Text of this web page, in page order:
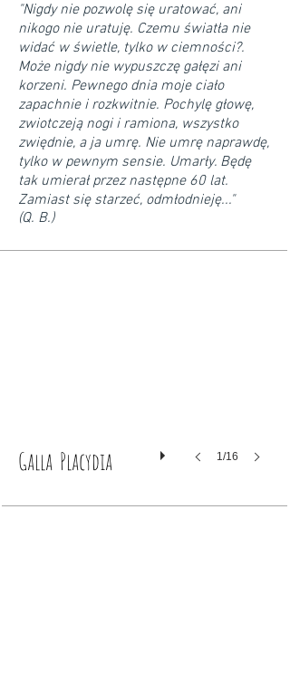
"Nigdy nie pozwolę się uratować, ani
nikogo nie uratuję. Czemu światła nie
widać w świetle, tylko w ciemności?.
Może nigdy nie wypuszczę gałęzi ani
korzeni. Pewnego dnia moje ciało
zapachnie i rozkwitnie. Pochylę głowę,
zwiotczeją nogi i ramiona, wszystko
zwiędnie, a ja umrę. Nie umrę naprawdę,
tylko w pewnym sensie. Umarły. Będę
tak umierał przez następne 60 lat.
Zamiast się starzeć, odmłodnieję..."
(Q. B.)
Galla Placydia 1/16